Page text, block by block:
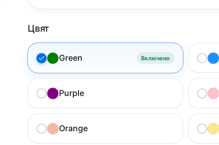
Цвят
Green Включено
Purple
Orange